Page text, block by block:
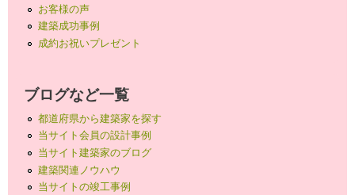
お客様の声
建築成功事例
成約お祝いプレゼント
ブログなど一覧
都道府県から建築家を探す
当サイト会員の設計事例
当サイト建築家のブログ
建築関連ノウハウ
当サイトの竣工事例